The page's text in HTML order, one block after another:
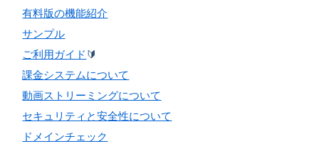
有料版の機能紹介
サンプル
ご利用ガイド 🔰
課金システムについて
動画ストリーミングについて
セキュリティと安全性について
ドメインチェック